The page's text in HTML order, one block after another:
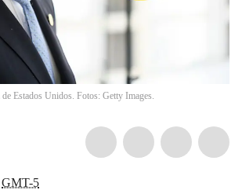
Estados Unidos. Fotos: Getty Images.
GMT-5